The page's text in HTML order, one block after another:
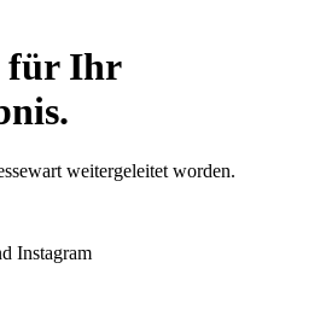
für Ihr
weitergeleitet worden.
Instagram